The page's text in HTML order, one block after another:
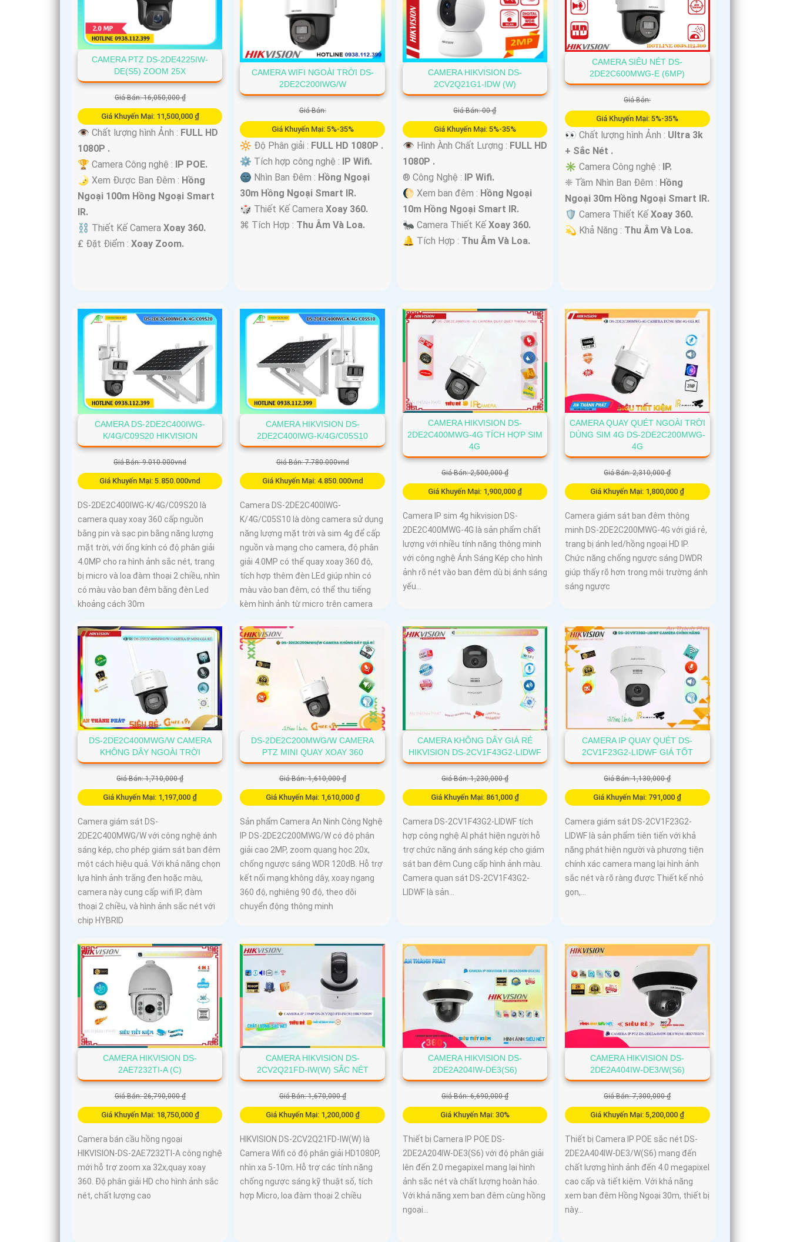
CAMERA PTZ DS-2DE4225IW-
DE(S5) ZOOM 25X
Giá Bán: 16,050,000 ₫
Giá Khuyến Mại: 11,500,000 ₫
👁 Chất lượng hình Ảnh : FULL HD
1080P .
🏆 Camera Công nghệ : IP POE.
🌛 Xem Được Ban Đêm : Hồng
Ngoại 100m Hồng Ngoại Smart
IR.
⛓ Thiết Kế Camera Xoay 360.
️₤ Đặt Điểm : Xoay Zoom.
CAMERA WIFI NGOÀI TRỜI DS-
2DE2C200IWG/W
Giá Bán:
Giá Khuyến Mại: 5%-35%
🔆 Độ Phân giải : FULL HD 1080P .
⚙ Tích hợp công nghệ : IP Wifi.
🌚 Nhìn Ban Đêm : Hồng Ngoại
30m Hồng Ngoại Smart IR.
🎲 Thiết Kế CameraXoay 360.
️⌘ Tích Hợp : Thu Âm Và Loa.
CAMERA HIKVISION DS-
2CV2Q21G1-IDW (W)
Giá Bán: 00 ₫
Giá Khuyến Mại: 5%-35%
👁 Hình Ành Chất Lượng : FULL HD
1080P .
®️ Công Nghệ : IP Wifi.
🌔 Xem ban đêm : Hồng Ngoại
10m Hồng Ngoại Smart IR.
🐜 Camera Thiết Kế Xoay 360.
️🔔 Tích Hợp : Thu Âm Và Loa.
CAMERA SIÊU NÉT DS-
2DE2C600MWG-E (6MP)
Giá Bán:
Giá Khuyến Mại: 5%-35%
️
👀 Chất lượng hình Ảnh : Ultra 3k
+ Sắc Nét .
✳️ Camera Công nghệ : IP.
❈ Tầm Nhìn Ban Đêm : Hồng
Ngoại 30m Hồng Ngoại Smart IR.
🛡 Camera Thiết KếXoay 360.
️💫 Khả Năng : Thu Âm Và Loa.
CAMERA DS-2DE2C400IWG-
K/4G/C09S20 HIKVISION
Giá Bán: 9.010.000vnd
Giá Khuyến Mại: 5.850.000vnd
DS-2DE2C400IWG-K/4G/C09S20 là
camera quay xoay 360 cấp nguồn
bằng pin và sạc pin bằng năng lượng
mặt trời, với ống kính có độ phân giải
4.0MP cho ra hình ảnh sắc nét, trang
bị micro và loa đàm thoại 2 chiều, nhìn
có màu vào ban đêm bằng đèn Led
khoảng cách 30m
CAMERA HIKVISION DS-
2DE2C400IWG-K/4G/C05S10
Giá Bán: 7.780.000vnd
Giá Khuyến Mại: 4.850.000vnd
Camera DS-2DE2C400IWG-
K/4G/C05S10 là dòng camera sử dụng
năng lượng mặt trời và sim 4g để cấp
nguồn và mạng cho camera, độ phân
giải 4.0MP có thể quay xoay 360 độ,
tích hợp thêm đèn LEd giúp nhìn có
màu vào ban đêm, có thể thu tiếng
kèm hình ảnh từ micro trên camera
CAMERA HIKVISION DS-
2DE2C400MWG-4G TÍCH HỢP SIM
4G
Giá Bán: 2,500,000 ₫
Giá Khuyến Mại: 1,900,000 ₫
Camera IP sim 4g hikvision DS-
2DE2C400MWG-4G là sản phẩm chất
lượng với nhiều tính năng thông minh
với công nghệ Ánh Sáng Kép cho hình
ảnh rõ nét vào ban đêm dù bị ánh sáng
yếu...
CAMERA QUAY QUÉT NGOÀI TRỜI
DÙNG SIM 4G DS-2DE2C200MWG-
4G
Giá Bán: 2,310,000 ₫
Giá Khuyến Mại: 1,800,000 ₫
Camera giám sát ban đêm thông
minh DS-2DE2C200MWG-4G với giá rẻ,
trang bị ánh led/hồng ngoại HD IP.
Chức năng chống ngược sáng DWDR
giúp thấy rõ hơn trong môi trường ánh
sáng ngược
DS-2DE2C400MWG/W CAMERA
KHÔNG DÂY NGOÀI TRỜI
Giá Bán: 1,710,000 ₫
Giá Khuyến Mại: 1,197,000 ₫
Camera giám sát DS-
2DE2C400MWG/W với công nghệ ánh
sáng kép, cho phép giám sát ban đêm
một cách hiệu quả. Với khả năng chọn
lựa hình ảnh trắng đen hoặc màu,
camera này cung cấp wifi IP, đàm
thoại 2 chiều, và hình ảnh sắc nét với
chip HYBRID
DS-2DE2C200MWG/W CAMERA
PTZ MINI QUAY XOAY 360
Giá Bán: 1,610,000 ₫
Giá Khuyến Mại: 1,610,000 ₫
Sản phẩm Camera An Ninh Công Nghệ
IP DS-2DE2C200MWG/W có độ phân
giải cao 2MP, zoom quang học 20x,
chống ngược sáng WDR 120dB. Hỗ trợ
kết nối mạng không dây, xoay ngang
360 độ, nghiêng 90 độ, theo dõi
chuyển động thông minh
CAMERA KHÔNG DÂY GIÁ RẺ
HIKVISION DS-2CV1F43G2-LIDWF
Giá Bán: 1,230,000 ₫
Giá Khuyến Mại: 861,000 ₫
Camera DS-2CV1F43G2-LIDWF tích
hợp công nghệ AI phát hiện người hỗ
trợ chức năng ánh sáng kép cho giám
sát ban đêm Cung cấp hình ảnh màu.
Camera quan sát DS-2CV1F43G2-
LIDWF là sản...
CAMERA IP QUAY QUÉT DS-
2CV1F23G2-LIDWF GIÁ TỐT
Giá Bán: 1,130,000 ₫
Giá Khuyến Mại: 791,000 ₫
Camera giám sát DS-2CV1F23G2-
LIDWF là sản phẩm tiên tiến với khả
năng phát hiện người và phương tiện
chính xác camera mang lại hình ảnh
sắc nét và rõ ràng được Thiết kế nhỏ
gọn,...
CAMERA HIKVISION DS-
2AE7232TI-A (C)
Giá Bán: 26,790,000 ₫
Giá Khuyến Mại: 18,750,000 ₫
Camera bán cầu hồng ngoại
HIKVISION-DS-2AE7232TI-A công nghệ
mới hỗ trợ zoom xa 32x,quay xoay
360. Độ phân giải HD cho hình ảnh sắc
nét, chất lượng cao
CAMERA HIKVISION DS-
2CV2Q21FD-IW(W) SẮC NÉT
Giá Bán: 1,670,000 ₫
Giá Khuyến Mại: 1,200,000 ₫
HIKVISION DS-2CV2Q21FD-IW(W) là
Camera Wifi có độ phân giải HD1080P,
nhìn xa 5-10m. Hỗ trợ các tính năng
chống ngược sáng kỹ thuật số, tích
hợp Micro, loa đàm thoại 2 chiều
CAMERA HIKVISION DS-
2DE2A204IW-DE3(S6)
Giá Bán: 6,690,000 ₫
Giá Khuyến Mại: 30%
Thiết bị Camera IP POE DS-
2DE2A204IW-DE3(S6) với độ phân giải
lên đến 2.0 megapixel mang lại hình
ảnh sắc nét và chất lượng hoàn hảo.
Với khả năng xem ban đêm cùng hồng
ngoại...
CAMERA HIKVISION DS-
2DE2A404IW-DE3/W(S6)
Giá Bán: 7,300,000 ₫
Giá Khuyến Mại: 5,200,000 ₫
Thiết bị Camera IP POE sắc nét DS-
2DE2A404IW-DE3/W(S6) mang đến
chất lượng hình ảnh đến 4.0 megapixel
cao cấp và tiết kiệm. Với khả năng
xem ban đêm Hồng Ngoại 30m, thiết bị
này...